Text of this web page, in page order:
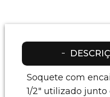
Soquete com
1/2" utilizado junto